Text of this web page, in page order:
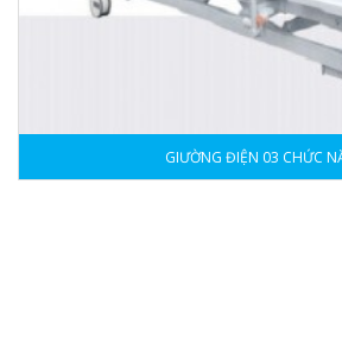
GIƯỜNG ĐIỆN 03 CHỨC